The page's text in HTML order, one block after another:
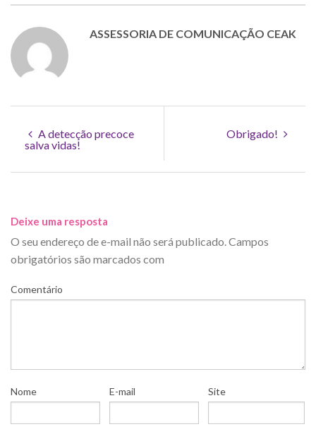
ASSESSORIA DE COMUNICAÇÃO CEAK
A detecção precoce
salva vidas!
Obrigado!
Deixe uma resposta
O seu endereço de e-mail não será publicado.Campos
obrigatórios são marcados com
Comentário
Nome E-mail Site